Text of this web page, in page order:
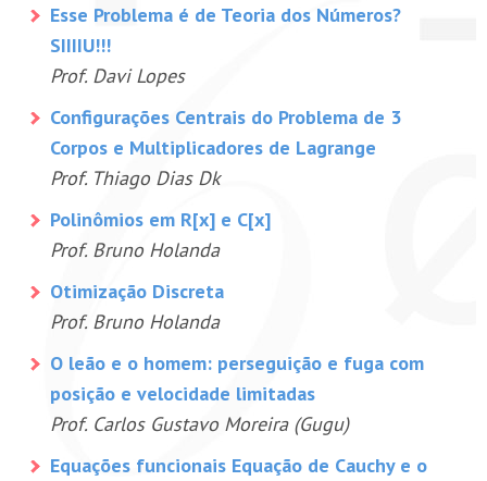
Esse Problema é de Teoria dos Números?
SIIIIU!!!
Prof. Davi Lopes
Configurações Centrais do Problema de 3
Corpos e Multiplicadores de Lagrange
Prof. Thiago Dias Dk
Polinômios em R[x] e C[x]
Prof. Bruno Holanda
Otimização Discreta
Prof. Bruno Holanda
O leão e o homem: perseguição e fuga com
posição e velocidade limitadas
Prof. Carlos Gustavo Moreira (Gugu)
Equações funcionais Equação de Cauchy e o